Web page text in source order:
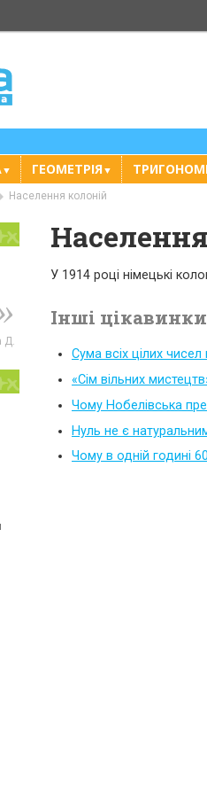
▼ ГЕОМЕТРІЯ▼
Населення колоній
Д.
У 1914 році німецькі
Інші цікавинки
Сума всіх цілих
«Сім вільних
Чому Нобелівська
Нуль не є
Чому в одній годині